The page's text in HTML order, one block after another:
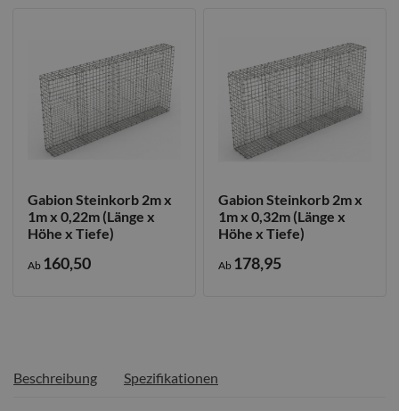
Gabion Steinkorb 2m x
1m x 0,22m (Länge x
Höhe x Tiefe)
Ab 160,50
Gabion Steinkorb 2m x
1m x 0,32m (Länge x
Höhe x Tiefe)
Ab 178,95
Beschreibung Spezifikationen